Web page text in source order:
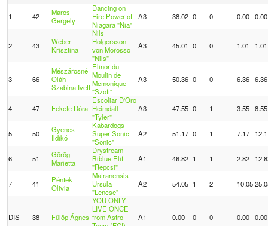
1 42
Maros
Gergely
Dancing on
Fire Power of
Niagara "Nia"
A3 38.02 0 0 0.00 0.00
2 43
Wéber
Krisztina
Nils
Holgersson
von Morosso
"Nils"
A3 45.01 0 0 1.01 1.01
3 66
Mészárosné
Oláh
Szabina Ivett
Elinor du
Moulin de
Mcmonique
"Szofi"
A3 50.36 0 0 6.36 6.36
4 47 Fekete Dóra
Escoliar D'Oro
Heimdall
"Tyler"
A3 47.55 0 1 3.55 8.55
5 50
Gyenes
Ildikó
Kabardogs
Super Sonic
"Sonic"
A2 51.17 0 1 7.17
6 51
Görög
Marietta
Drystream
Biblue Elif
"Repcsi"
A1 46.82 1 1 2.82
7 41
Péntek
Olivia
Matranensis
Ursula
"Lencse"
A2 54.05 1 2 10.05
DIS 38 Fülöp Ágnes
YOU ONLY
LIVE ONCE
from Astro
A1 0.00 0 0 0.00 0.00